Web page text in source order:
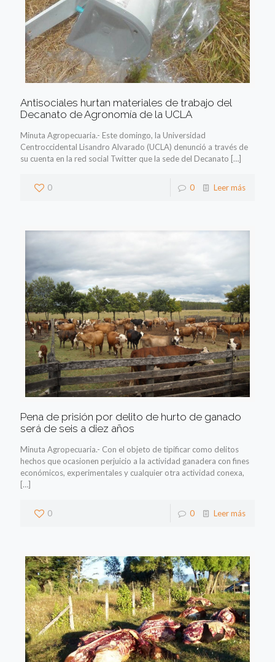
Antisociales hurtan materiales de trabajo del
Decanato de Agronomía de la UCLA
Minuta Agropecuaria.- Este domingo, la Universidad
Centroccidental Lisandro Alvarado (UCLA) denunció a través de
su cuenta en la red social Twitter que la sede del Decanato […]
0 0 Leer más
Pena de prisión por delito de hurto de ganado
será de seis a diez años
Minuta Agropecuaria.- Con el objeto de tipificar como delitos
hechos que ocasionen perjuicio a la actividad ganadera con fines
económicos, experimentales y cualquier otra actividad conexa,
[…]
0 0 Leer más